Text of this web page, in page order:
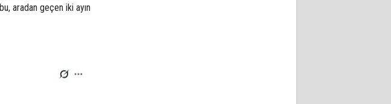
aradan geçen iki ayın